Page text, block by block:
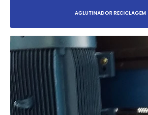
AGLUTINADOR RECICLAGEM